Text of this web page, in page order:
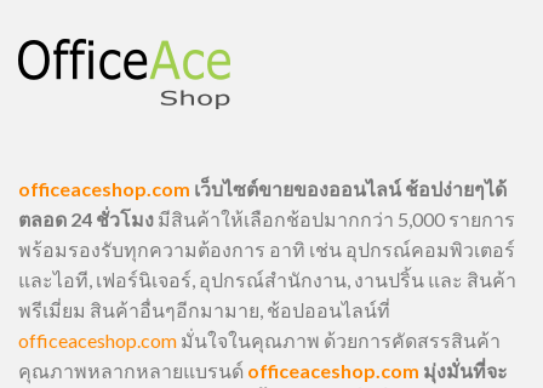
officeaceshop.com เว็บไซต์ขายของออนไลน์ ช้อปง่ายๆได้
ตลอด 24 ชั่วโมง มีสินค้าให้เลือกช้อปมากกว่า 5,000 รายการ
พร้อมรองรับทุกความต้องการ อาทิ เช่น อุปกรณ์คอมพิวเตอร์
และไอที, เฟอร์นิเจอร์, อุปกรณ์สำนักงาน, งานปริ้น และ สินค้า
พรีเมี่ยม สินค้าอื่นๆอีกมามาย, ช้อปออนไลน์ที่
officeaceshop.com มั่นใจในคุณภาพ ด้วยการคัดสรรสินค้า
คุณภาพหลากหลายแบรนด์ officeaceshop.com มุ่งมั่นที่จะ